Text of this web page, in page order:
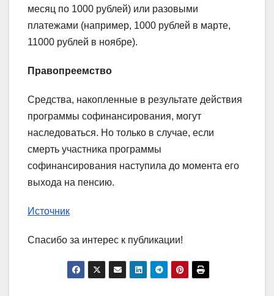
месяц по 1000 рублей) или разовыми
платежами (например, 1000 рублей в марте,
11000 рублей в ноябре).
Правопреемство
Средства, накопленные в результате действия
программы софинансирования, могут
наследоваться. Но только в случае, если
смерть участника программы
софинансирования наступила до момента его
выхода на пенсию.
Источник
Спасибо за интерес к публикации!